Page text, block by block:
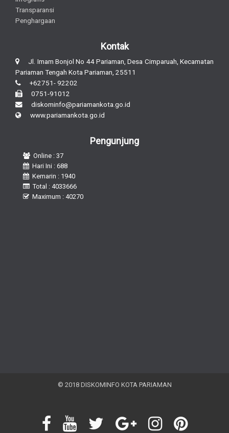
Transparansi
Penghargaan
Kontak
Jl. Imam Bonjol No 44 Pariaman, Desa Cimparuah, Kecamatan
Pariaman Tengah Kota Pariaman, 25511
+62751- 92202
0751-91012
diskominfo@pariamankota.go.id
www.pariamankota.go.id
Pengunjung
Online : 37
Hari Ini : 688
Kemarin : 1940
Total : 4033666
Maximum : 40270
© 2018 DISKOMINFO KOTA PARIAMAN